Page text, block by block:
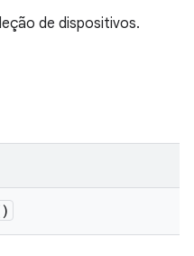
de dispositivos.